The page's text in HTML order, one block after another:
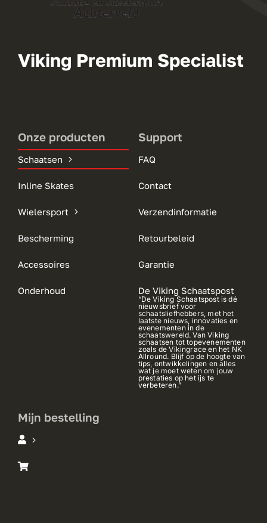
Viking Premium Specialist
Onze producten
Schaatsen
Inline Skates
Wielersport
Bescherming
Accessoires
Onderhoud
Support
FAQ
Contact
Verzendinformatie
Retourbeleid
Garantie
De Viking Schaatspost
“De Viking Schaatspost is dé
nieuwsbrief voor
schaatsliefhebbers, met het
laatste nieuws, innovaties en
evenementen in de
schaatswereld. Van Viking
schaatsen tot topevenementen
zoals de Vikingrace en het NK
Allround. Blijf op de hoogte van
tips, ontwikkelingen en alles
wat je moet weten om jouw
prestaties op het ijs te
verbeteren.”
Mijn bestelling